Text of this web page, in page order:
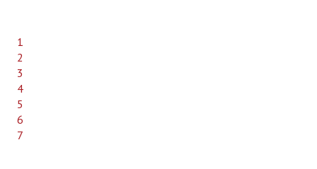
1
2
3
4
5
6
7